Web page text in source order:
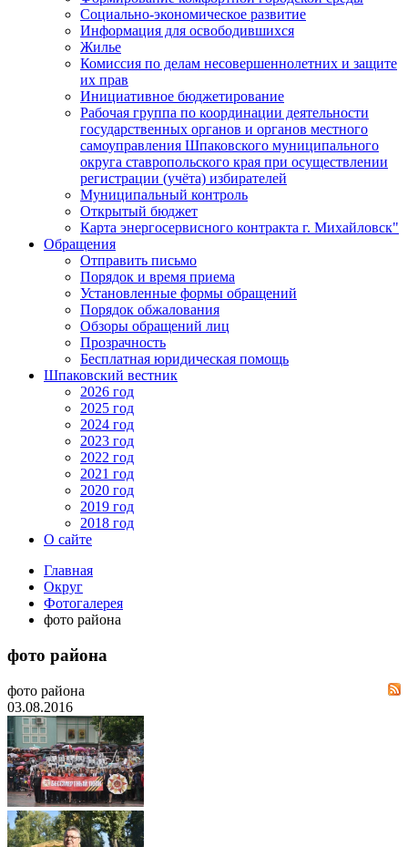
Социально-экономическое развитие
Информация для освободившихся
Жилье
Комиссия по делам несовершеннолетних и защите
их прав
Инициативное бюджетирование
Рабочая группа по координации деятельности
государственных органов и органов местного
самоуправления Шпаковского муниципального
округа ставропольского края при осуществлении
регистрации (учёта) избирателей
Муниципальный контроль
Открытый бюджет
Карта энергосервисного контракта г. Михайловск"
Обращения
Отправить письмо
Порядок и время приема
Установленные формы обращений
Порядок обжалования
Обзоры обращений лиц
Прозрачность
Бесплатная юридическая помощь
Шпаковский вестник
2026 год
2025 год
2024 год
2023 год
2022 год
2021 год
2020 год
2019 год
2018 год
О сайте
Главная
Округ
Фотогалерея
фото района
фото района
фото района
03.08.2016